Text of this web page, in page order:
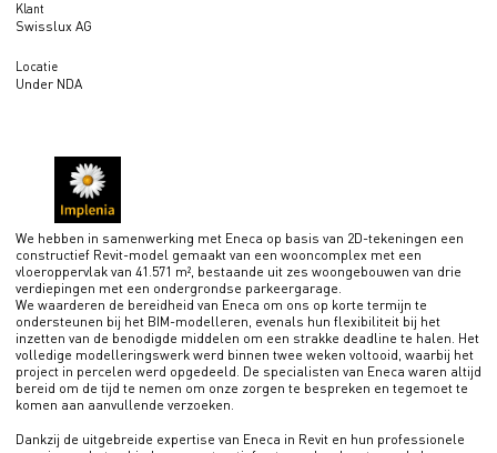
Klant
Swisslux AG
Locatie
Under NDA
We hebben in samenwerking met Eneca op basis van 2D-tekeningen een
constructief Revit-model gemaakt van een wooncomplex met een
vloeroppervlak van 41.571 m², bestaande uit zes woongebouwen van drie
verdiepingen met een ondergrondse parkeergarage.
We waarderen de bereidheid van Eneca om ons op korte termijn te
ondersteunen bij het BIM-modelleren, evenals hun flexibiliteit bij het
inzetten van de benodigde middelen om een strakke deadline te halen. Het
volledige modelleringswerk werd binnen twee weken voltooid, waarbij het
project in percelen werd opgedeeld. De specialisten van Eneca waren altijd
bereid om de tijd te nemen om onze zorgen te bespreken en tegemoet te
komen aan aanvullende verzoeken.
Dankzij de uitgebreide expertise van Eneca in Revit en hun professionele